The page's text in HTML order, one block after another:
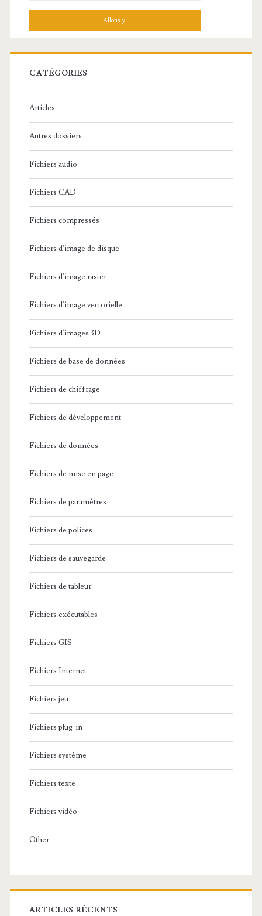
h
r
c
:
CATÉGORIES
Articles
Autres dossiers
Fichiers audio
Fichiers CAD
Fichiers compressés
Fichiers d'image de disque
Fichiers d'image raster
Fichiers d'image vectorielle
Fichiers d'images 3D
Fichiers de base de données
Fichiers de chiffrage
Fichiers de développement
Fichiers de données
Fichiers de mise en page
Fichiers de paramètres
Fichiers de polices
Fichiers de sauvegarde
Fichiers de tableur
Fichiers exécutables
Fichiers GIS
Fichiers Internet
Fichiers jeu
Fichiers plug-in
Fichiers système
Fichiers texte
Fichiers vidéo
Other
ARTICLES RÉCENTS